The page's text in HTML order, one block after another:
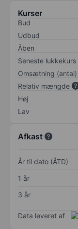
Kurser
Bud
Udbud
Åben
Seneste lukkekurs
Omsætning (antal)
Relativ mængde
Høj
Lav
Afkast
År til dato (ÅTD)
1 år
3 år
Data leveret af